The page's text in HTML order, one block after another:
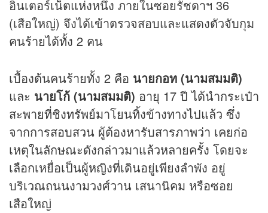
อินเตอร์เน็ตแห่งหนึ่ง ภายในซอยรัชดาฯ 36
(เสือใหญ่) จึงได้เข้าตรวจสอบและแสดงตัวจับกุม
คนร้ายได้ทั้ง 2 คน
เบื้องต้นคนร้ายทั้ง 2 คือ นายกอท (นามสมมติ)
และ นายโก้ (นามสมมติ) อายุ 17 ปี ได้นำกระเป๋า
สะพายที่ชิงทรัพย์มาโยนทิ้งข้างทางไปแล้ว ซึ่ง
จากการสอบสวน ผู้ต้องหารับสารภาพว่า เคยก่อ
เหตุในลักษณะดังกล่าวมาแล้วหลายครั้ง โดยจะ
เลือกเหยื่อเป็นผู้หญิงที่เดินอยู่เพียงลำพัง อยู่
บริเวณถนนงามวงศ์วาน เสนานิคม หรือซอย
เสือใหญ่